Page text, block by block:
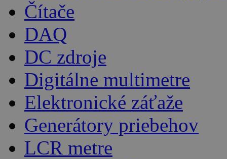
Čítače
DAQ
DC zdroje
Digitálne multimetre
Elektronické záťaže
Generátory priebehov
LCR metre